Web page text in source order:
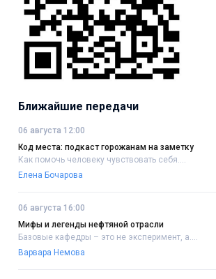
Ближайшие передачи
06 августа 12:00
Код места: подкаст горожанам на заметку
Как помочь человеку чувствовать себя....
Елена Бочарова
06 августа 16:00
Мифы и легенды нефтяной отрасли
Базовые кафедры – это не эксперимент, а....
Варвара Немова